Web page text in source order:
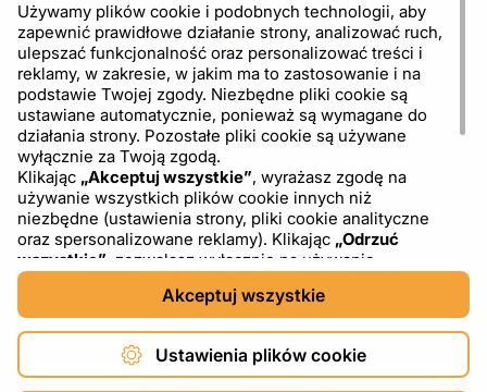
Copyright © 2026 DXF4YOU.
PL USD - US Dollar ($)
Używamy plików cookie i podobnych technologii, aby
zapewnić prawidłowe działanie strony, analizować ruch,
ulepszać funkcjonalność oraz personalizować treści i
reklamy, w zakresie, w jakim ma to zastosowanie i na
podstawie Twojej zgody. Niezbędne pliki cookie są
ustawiane automatycznie, ponieważ są wymagane do
działania strony. Pozostałe pliki cookie są używane
wyłącznie za Twoją zgodą.
Klikając „Akceptuj wszystkie”, wyrażasz zgodę na
używanie wszystkich plików cookie innych niż
niezbędne (ustawienia strony, pliki cookie analityczne
oraz spersonalizowane reklamy). Klikając „Odrzuć
wszystkie” , zezwalasz wyłącznie na używanie
niezbędnych plików cookie. Klikając
, możesz wybrać, które kategorie plików cookie
chcesz zaakceptować lub zablokować. Możesz w
dowolnym momencie zmienić lub wycofać swoją zgodę,
korzystając z linku „Ustawienia plików cookie” w dolnej
części strony. Więcej informacji na temat korzystania z
Akceptuj wszystkie
Ustawienia plików cookie